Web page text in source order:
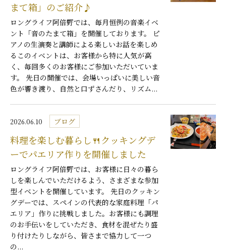
まて箱」のご紹介♪
ロングライフ阿倍野では、毎月恒例の音楽イベ
ント「音のたまて箱」を開催しております。 ピ
アノの生演奏と講師による楽しいお話を楽しめ
るこのイベントは、お客様から特に人気が高
く、毎回多くのお客様にご参加いただいていま
す。 先日の開催では、会場いっぱいに美しい音
色が響き渡り、自然と口ずさんだり、リズム...
2026.06.10 ブログ
料理を楽しむ暮らし🍴クッキングデ
ーでパエリア作りを開催しました
ロングライフ阿倍野では、お客様に日々の暮ら
しを楽しんでいただけるよう、さまざまな参加
型イベントを開催しています。 先日のクッキン
グデーでは、スペインの代表的な家庭料理「パ
エリア」作りに挑戦しました。お客様にも調理
のお手伝いをしていただき、食材を混ぜたり盛
り付けたりしながら、皆さまで協力して一つ
の...